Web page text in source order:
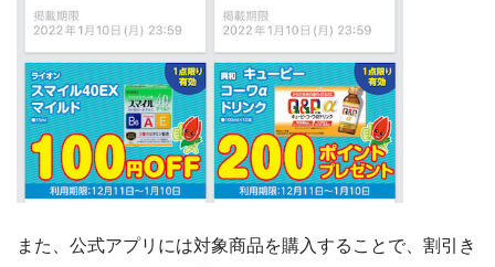
また、公式アプリには対象商品を購入することで、割引き